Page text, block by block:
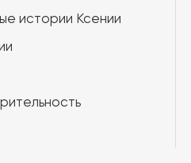
истории Ксении